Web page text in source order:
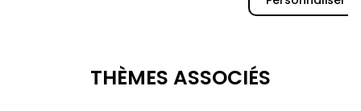
THÈMES ASSOCIÉS